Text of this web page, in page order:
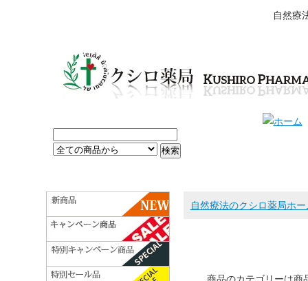
自然療
自然療法のクシロ薬局ホー
商品のカテゴリーは商